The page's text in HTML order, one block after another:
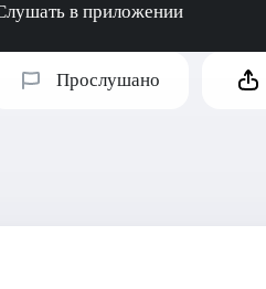
в приложении
Прослушано